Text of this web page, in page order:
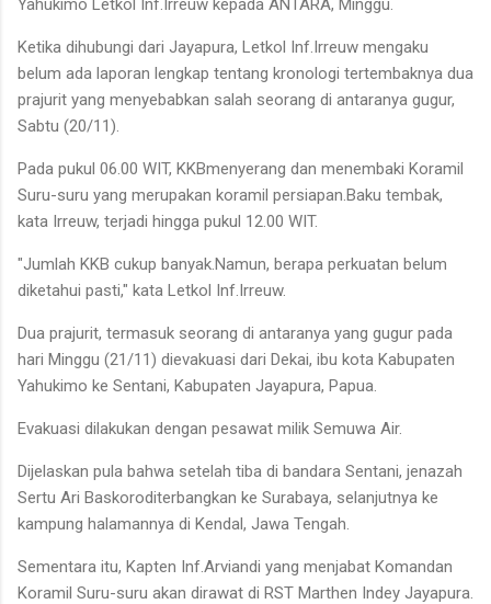
Ketika dihubungi dari Jayapura, Letkol Inf.Irreuw mengaku
belum ada laporan lengkap tentang kronologi tertembaknya dua
prajurit yang menyebabkan salah seorang di antaranya gugur,
Sabtu (20/11).
Pada pukul 06.00 WIT, KKBmenyerang dan menembaki Koramil
Suru-suru yang merupakan koramil persiapan.Baku tembak,
kata Irreuw, terjadi hingga pukul 12.00 WIT.
"Jumlah KKB cukup banyak.Namun, berapa perkuatan belum
diketahui pasti," kata Letkol Inf.Irreuw.
Dua prajurit, termasuk seorang di antaranya yang gugur pada
hari Minggu (21/11) dievakuasi dari Dekai, ibu kota Kabupaten
Yahukimo ke Sentani, Kabupaten Jayapura, Papua.
Evakuasi dilakukan dengan pesawat milik Semuwa Air.
Dijelaskan pula bahwa setelah tiba di bandara Sentani, jenazah
Sertu Ari Baskoroditerbangkan ke Surabaya, selanjutnya ke
kampung halamannya di Kendal, Jawa Tengah.
Sementara itu, Kapten Inf.Arviandi yang menjabat Komandan
Koramil Suru-suru akan dirawat di RST Marthen Indey Jayapura.